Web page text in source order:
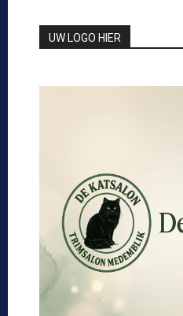
UW LOGO HIER